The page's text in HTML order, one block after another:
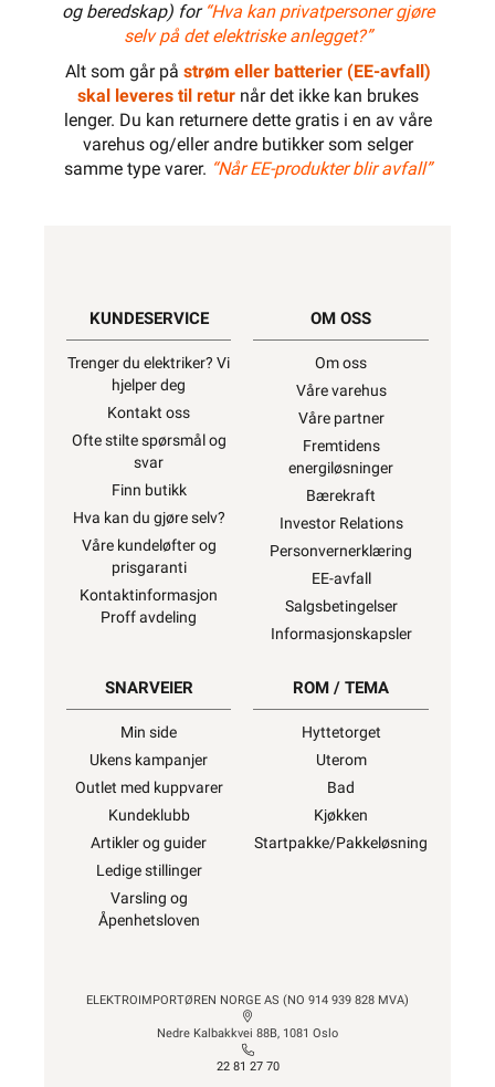
700W
800W
1000W
1100W
1200W
1350W
1650W
1900W
2150W
og beredskap) for “Hva kan privatpersoner gjøre
selv på det elektriske anlegget?”
Alt som går på strøm eller batterier (EE-avfall)
skal leveres til returnår det ikke kan brukes
lenger. Du kan returnere dette gratis i en av våre
varehus og/eller andre butikker som selger
samme type varer. “Når EE-produkter blir avfall”
KUNDESERVICE
Trenger du elektriker? Vi
hjelper deg
Kontakt oss
Ofte stilte spørsmål og
svar
Finn butikk
Hva kan du gjøre selv?
Våre kundeløfter og
prisgaranti
Kontaktinformasjon
Proff avdeling
OM OSS
Om oss
Våre varehus
Våre partner
Fremtidens
energiløsninger
Bærekraft
Investor Relations
Personvernerklæring
EE-avfall
Salgsbetingelser
Informasjonskapsler
SNARVEIER
Min side
Ukens kampanjer
Outlet med kuppvarer
Kundeklubb
Artikler og guider
Ledige stillinger
Varsling og
Åpenhetsloven
ROM / TEMA
Hyttetorget
Uterom
Bad
Kjøkken
Startpakke/Pakkeløsning
ELEKTROIMPORTØREN NORGE AS (NO 914 939 828 MVA)
Nedre Kalbakkvei 88B, 1081 Oslo
22 81 27 70